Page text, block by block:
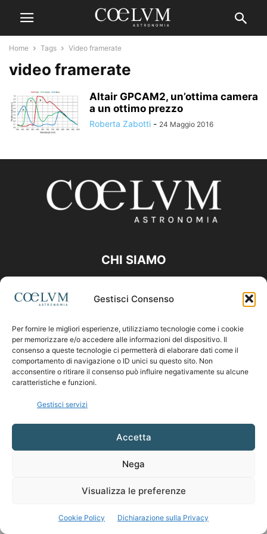
Gestisci Consenso
Per fornire le migliori esperienze, utilizziamo tecnologie come i cookie
per memorizzare e/o accedere alle informazioni del dispositivo. Il
consenso a queste tecnologie ci permetterà di elaborare dati come il
comportamento di navigazione o ID unici su questo sito. Non
acconsentire o ritirare il consenso può influire negativamente su alcune
caratteristiche e funzioni.
Gestisci servizi
Accetta
Nega
Visualizza le preferenze
Cookie Policy Dichiarazione sulla Privacy
Home Tags Video framerate
video framerate
Altair GPCAM2, un’ottima camera
a un ottimo prezzo
Roberta Zabotti - 24 Maggio 2016
CHI SIAMO
Contattaci:coelumastro@coelum.com
SEGUICI